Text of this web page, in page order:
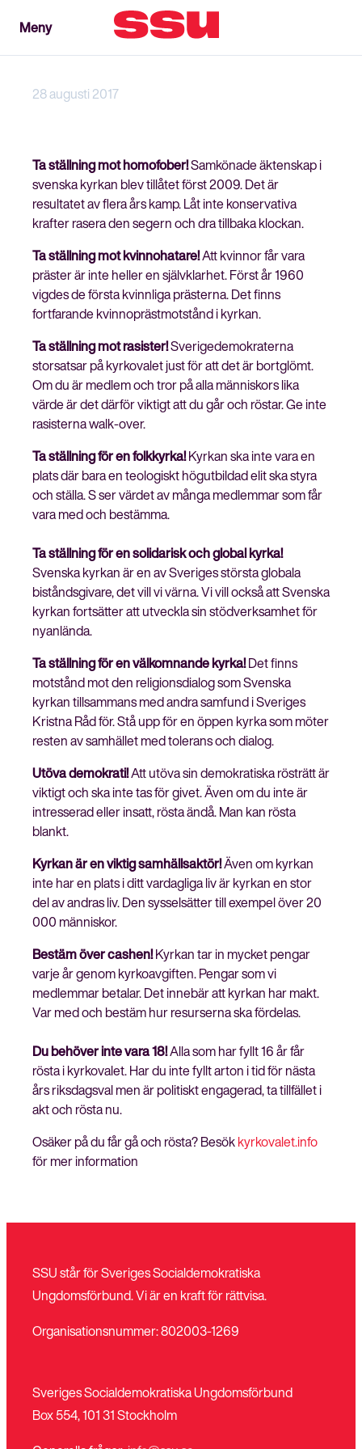
Stäng
Bli medlem
MenyMeny
28 augusti 2017
Ta ställning mot homofober!Samkönade äktenskap i
svenska kyrkan blev tillåtet först 2009. Det är
resultatet av flera års kamp. Låt inte konservativa
krafter rasera den segern och dra tillbaka klockan.
Ta ställning mot kvinnohatare!Att kvinnor får vara
präster är inte heller en självklarhet. Först år 1960
vigdes de första kvinnliga prästerna. Det finns
fortfarande kvinnoprästmotstånd i kyrkan.
Ta ställning mot rasister!Sverigedemokraterna
storsatsar på kyrkovalet just för att det är bortglömt.
Om du är medlem och tror på alla människors lika
värde är det därför viktigt att du går och röstar. Ge inte
rasisterna walk-over.
Ta ställning för en folkkyrka!Kyrkan ska inte vara en
plats där bara en teologiskt högutbildad elit ska styra
och ställa. S ser värdet av många medlemmar som får
vara med och bestämma.
Ta ställning för en solidarisk och global kyrka!
Svenska kyrkan är en av Sveriges största globala
biståndsgivare, det vill vi värna. Vi vill också att Svenska
kyrkan fortsätter att utveckla sin stödverksamhet för
nyanlända.
Ta ställning för en välkomnande kyrka!Det finns
motstånd mot den religionsdialog som Svenska
kyrkan tillsammans med andra samfund i Sveriges
Kristna Råd för. Stå upp för en öppen kyrka som möter
resten av samhället med tolerans och dialog.
Utöva demokrati!Att utöva sin demokratiska rösträtt är
viktigt och ska inte tas för givet. Även om du inte är
intresserad eller insatt, rösta ändå. Man kan rösta
blankt.
Kyrkan är en viktig samhällsaktör!Även om kyrkan
inte har en plats i ditt vardagliga liv är kyrkan en stor
del av andras liv. Den sysselsätter till exempel över 20
000 människor.
Bestäm över cashen!Kyrkan tar in mycket pengar
varje år genom kyrkoavgiften. Pengar som vi
medlemmar betalar. Det innebär att kyrkan har makt.
Var med och bestäm hur resurserna ska fördelas.
Du behöver inte vara 18!Alla som har fyllt 16 år får
rösta i kyrkovalet. Har du inte fyllt arton i tid för nästa
års riksdagsval men är politiskt engagerad, ta tillfället i
akt och rösta nu.
Osäker på du får gå och rösta? Besökkyrkovalet.info
för mer information
SSU står för Sveriges Socialdemokratiska
Ungdomsförbund. Vi är en kraft för rättvisa.
Organisationsnummer: 802003-1269
Sveriges Socialdemokratiska Ungdomsförbund
Box 554, 101 31 Stockholm